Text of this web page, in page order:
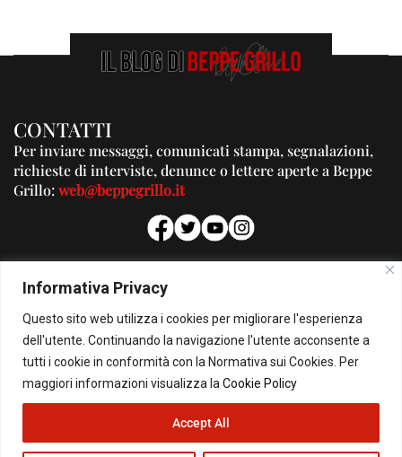
Informativa Privacy
Questo sito web utilizza i cookies per migliorare l'esperienza
dell'utente. Continuando la navigazione l'utente acconsente a
tutti i cookie in conformità con la Normativa sui Cookies. Per
maggiori informazioni visualizza la Cookie Policy
Accept All
CONTATTI
Per inviare messaggi, comunicati stampa, segnalazioni,
richieste di interviste, denunce o lettere aperte a Beppe
Grillo:web@beppegrillo.it
PUBBLICITA'
Per la tua pubblicità su questo Blog:
pubblicita@beppegrillo.it
© Copyright 2026 - Il Blog di Beppe Grillo. All Rights Reserved - Powered by
happygrafic.com